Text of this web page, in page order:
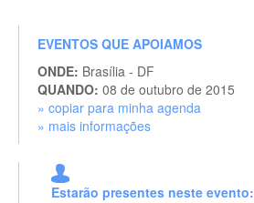
EVENTOS QUE APOIAMOS
ONDE: Brasília - DF
QUANDO: 08 de outubro de 2015
» copiar para minha agenda
» mais informações
Estarão presentes neste evento: